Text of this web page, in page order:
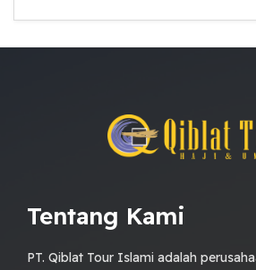
Tentang Kami
PT. Qiblat Tour Islami adalah